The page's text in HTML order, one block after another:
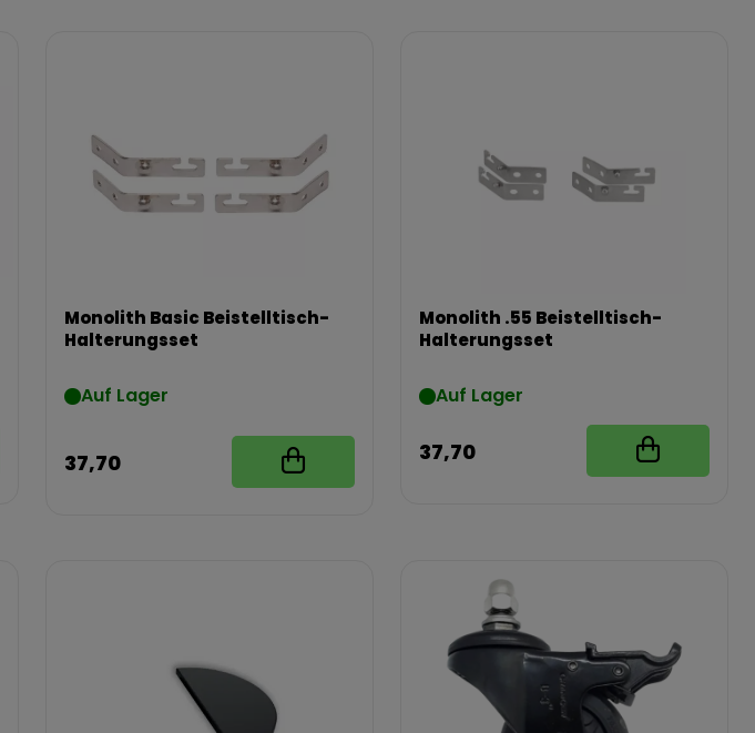
Monolith Basic Beistelltisch-
Halterungsset
Auf Lager
37,70
Monolith .55 Beistelltisch-
Halterungsset
Auf Lager
37,70